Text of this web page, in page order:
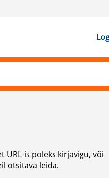
URL-is poleks kirjavigu, või
otsitava leida.